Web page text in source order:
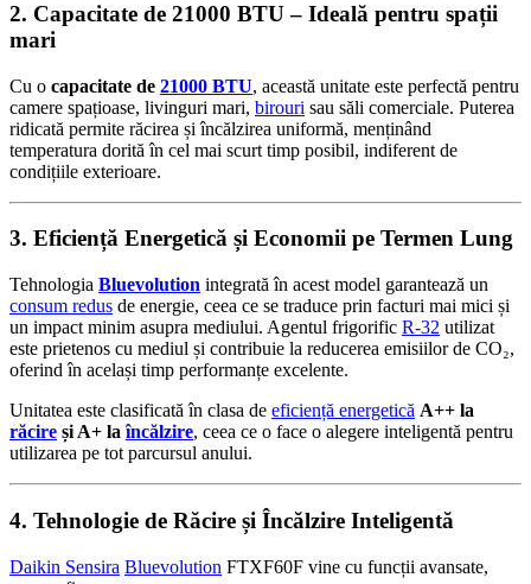
2. Capacitate de 21000 BTU – Ideală pentru spații
mari
Cu o capacitate de 21000 BTU, această unitate este perfectă pentru
camere spațioase, livinguri mari, birouri sau săli comerciale. Puterea
ridicată permite răcirea și încălzirea uniformă, menținând
temperatura dorită în cel mai scurt timp posibil, indiferent de
condițiile exterioare.
3. Eficiență Energetică și Economii pe Termen Lung
Tehnologia Bluevolution integrată în acest model garantează un
consum redus de energie, ceea ce se traduce prin facturi mai mici și
un impact minim asupra mediului. Agentul frigorific R-32 utilizat
este prietenos cu mediul și contribuie la reducerea emisiilor de CO₂,
oferind în același timp performanțe excelente.
Unitatea este clasificată în clasa de eficiență energetică A++ la
răcire și A+ laîncălzire, ceea ce o face o alegere inteligentă pentru
utilizarea pe tot parcursul anului.
4. Tehnologie de Răcire și Încălzire Inteligentă
Daikin Sensira Bluevolution FTXF60F vine cu funcții avansate,